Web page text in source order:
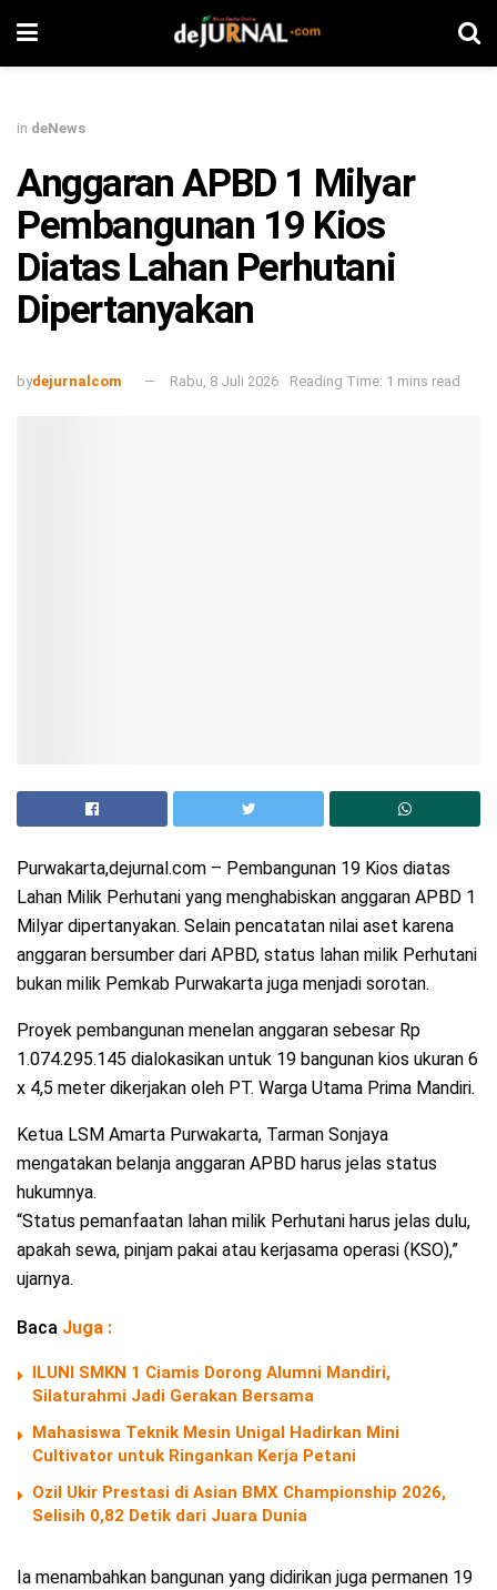
in deNews
Anggaran APBD 1 Milyar
Pembangunan 19 Kios
Diatas Lahan Perhutani
Dipertanyakan
bydejurnalcom Rabu, 8 Juli 2026 Reading Time: 1 mins read
Purwakarta,dejurnal.com – Pembangunan 19 Kios diatas
Lahan Milik Perhutani yang menghabiskan anggaran APBD 1
Milyar dipertanyakan. Selain pencatatan nilai aset karena
anggaran bersumber dari APBD, status lahan milik Perhutani
bukan milik Pemkab Purwakarta juga menjadi sorotan.
Proyek pembangunan menelan anggaran sebesar Rp
1.074.295.145 dialokasikan untuk 19 bangunan kios ukuran 6
x 4,5 meter dikerjakan oleh PT. Warga Utama Prima Mandiri.
Ketua LSM Amarta Purwakarta, Tarman Sonjaya
mengatakan belanja anggaran APBD harus jelas status
hukumnya.
“Status pemanfaatan lahan milik Perhutani harus jelas dulu,
apakah sewa, pinjam pakai atau kerjasama operasi (KSO),”
ujarnya.
Baca Juga :
ILUNI SMKN 1 Ciamis Dorong Alumni Mandiri,
Silaturahmi Jadi Gerakan Bersama
Mahasiswa Teknik Mesin Unigal Hadirkan Mini
Cultivator untuk Ringankan Kerja Petani
Ozil Ukir Prestasi di Asian BMX Championship 2026,
Selisih 0,82 Detik dari Juara Dunia
Ia menambahkan bangunan yang didirikan juga permanen 19